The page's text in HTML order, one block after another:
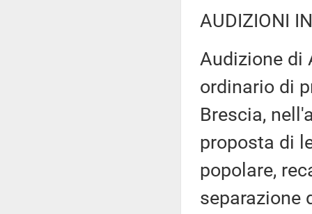
AUDIZIONI
Audizione di
ordinario di
Brescia,
proposta di
popolare,
separazione